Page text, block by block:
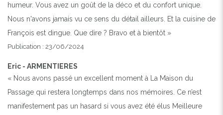
humeur. Vous avez un goût de la déco et du confort unique.
Nous n'avons jamais vu ce sens du détail ailleurs. Et la cuisine de
François est dingue. Que dire ? Bravo et à bientôt »
Publication : 23/06/2024
Eric - ARMENTIERES
« Nous avons passé un excellent moment à La Maison du
Passage qui restera longtemps dans nos mémoires. Ce n’est
manifestement pas un hasard si vous avez été élus Meilleure